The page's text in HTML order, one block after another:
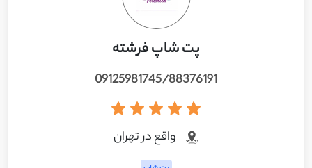
پت شاپ فرشته
09125981745/88376191
واقع در تهران